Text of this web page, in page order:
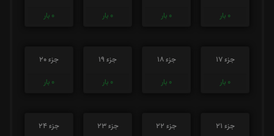
0 بار
0 بار
0 بار
0 بار
جزء 17
0 بار
جزء 18
0 بار
جزء 19
0 بار
جزء 20
0 بار
جزء 21
جزء 22
جزء 23
جزء 24